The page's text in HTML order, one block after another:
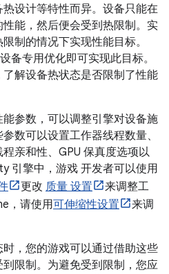
设计等特性而异。设备只能在
能，然后便会受到热限制。实
制的情况下实现性能目标。
备专用优化即可实现此目标。
解设备热状态是否限制了性能
参数，可以调整引擎对设备施
数可以设置工作器线程数量、
亲和性、GPU 保真度选项以
引擎中，游戏 开发者可以使用
更改 质量 设置
来调整工
，请使用可伸缩性设置
来调
，您的游戏可以通过借助这些
限制。为避免受到限制，您应